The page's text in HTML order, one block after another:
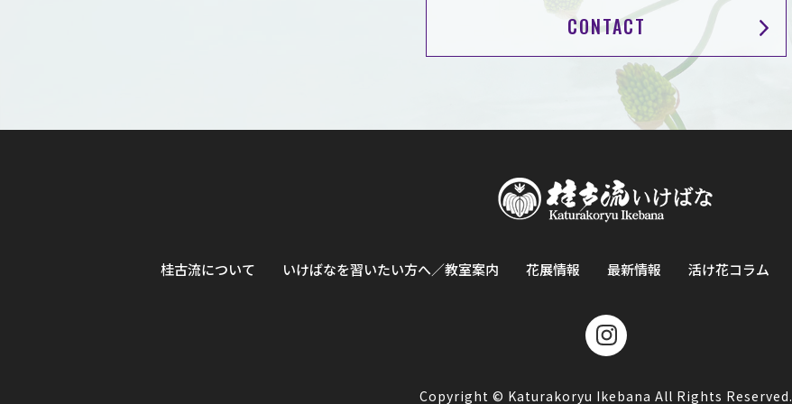
CONTACT
桂古流について いけばなを習いたい方へ／教室案内 花展情報 最新情報 活け花コラム
Copyright © Katurakoryu Ikebana All Rights Reserved.